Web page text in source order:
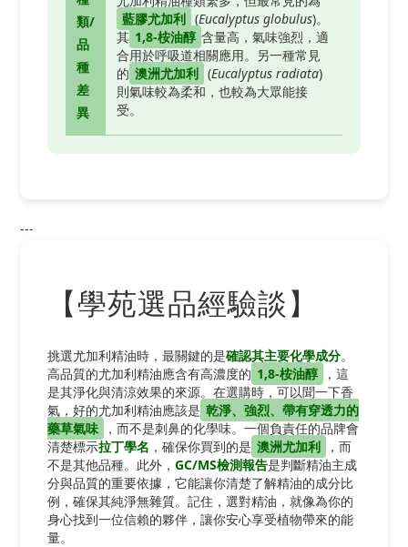
類/
品
種
差
異
藍膠尤加利 (Eucalyptus globulus)。
其 1,8-桉油醇 含量高，氣味強烈，適
合用於呼吸道相關應用。另一種常見
的 澳洲尤加利 (Eucalyptus radiata)
則氣味較為柔和，也較為大眾能接
受。
---
【學苑選品經驗談】
挑選尤加利精油時，最關鍵的是確認其主要化學成分。
高品質的尤加利精油應含有高濃度的 1,8-桉油醇
，這
是其淨化與清涼效果的來源。在選購時，可以聞一下香
氣，好的尤加利精油應該是 乾淨、強烈、帶有穿透力的
藥草氣味
，而不是刺鼻的化學味。一個負責任的品牌會
清楚標示拉丁學名 ，確保你買到的是 澳洲尤加利
，而
不是其他品種。此外， GC/MS檢測報告是判斷精油主成
分與品質的重要依據，它能讓你清楚了解精油的成分比
例，確保其純淨無雜質。記住，選對精油，就像為你的
身心找到一位信賴的夥伴，讓你安心享受植物帶來的能
量。